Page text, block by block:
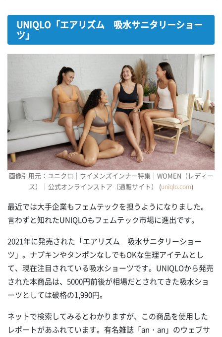
UNIQLO「エアリズム 吸水サニタリーショー
ツ」
画像引用元：ユニクロ｜ウイメンズインナー特集｜WOMEN（レディー
ス）｜公式オンラインストア（通販サイト） (uniqlo.com)
最近では大手企業もフェムテックを担うようになりました。
言わずと知れたUNIQLOもフェムテック市場に進出です。
2021年に発売された「エアリズム 吸水サニタリーショー
ツ」。ナプキンやタンポンなしでもOKな生理アイテムとし
て、現在注目されている吸水ショーツです。UNIQLOから発売
された本商品は、5000円前後が相場だとされてきた吸水ショ
ーツとしては破格の1,990円。
ネットで検索してみるとわかりますが、この商品を使用した
レポートがあふれています。有名雑誌「an・an」のウェブサ